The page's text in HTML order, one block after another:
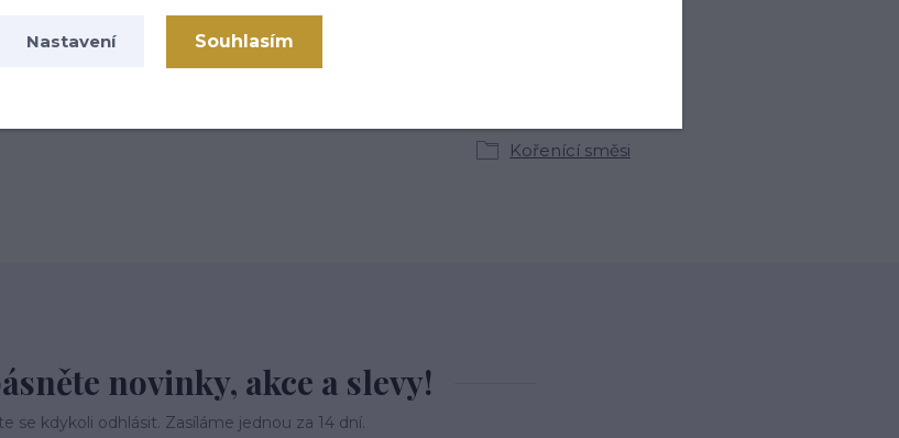
SEMÍNKO, cibule, petržel .
Řečice, 37821
Kořenící směsi
novinky, akce a slevy!
se kdykoli odhlásit. Zasíláme jednou za 14 dní.
Nastavení Souhlasím